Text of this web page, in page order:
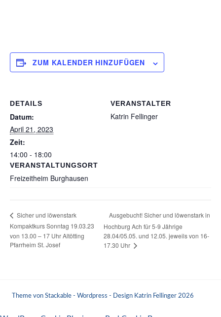
ZUM KALENDER HINZUFÜGEN
DETAILS
Datum:
April 21, 2023
Zeit:
14:00 - 18:00
VERANSTALTUNGSORT
Freizeitheim Burghausen
VERANSTALTER
Katrin Fellinger
Sicher und löwenstark
Kompaktkurs Sonntag 19.03.23
von 13.00 – 17 Uhr Altötting
Pfarrheim St. Josef
Ausgebucht! Sicher und löwenstark in
Hochburg Ach für 5-9 Jährige
28.04/05.05. und 12.05. jeweils von 16-
17.30 Uhr
Theme von Stackable - Wordpress - Design Katrin Fellinger 2026